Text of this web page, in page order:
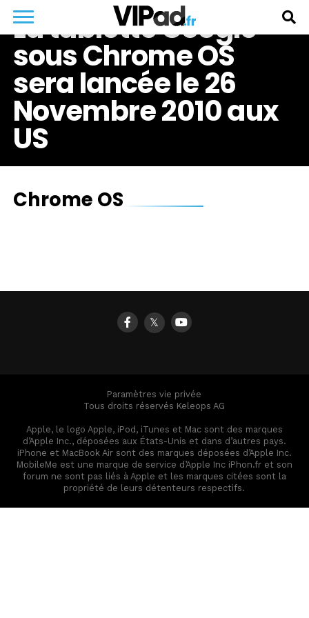
La tablette Google
sous Chrome OS
sera lancée le 26
Novembre 2010 aux
US
Chrome OS
𝕏
Paramètres vie privée
Tous droits réservés Keleops AG
Apple, le logo Apple, iPod, iTunes et Mac sont des marques
d’Apple Inc., déposées aux États-Unis et dans d’autres pays.
iPhone et MacBook Air sont des marques déposées d’Apple Inc.
MobileMe est une marque de service d’Apple Inc iPhon.fr et son
forum ne sont pas liés à Apple et les marques citées sont la
propriété de leurs détenteurs respectifs.